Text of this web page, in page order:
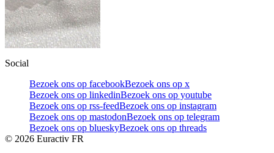
Social
Bezoek ons op facebookBezoek ons op x
Bezoek ons op linkedinBezoek ons op youtube
Bezoek ons op rss-feedBezoek ons op instagram
Bezoek ons op mastodonBezoek ons op telegram
Bezoek ons op blueskyBezoek ons op threads
© 2026 Euractiv FR